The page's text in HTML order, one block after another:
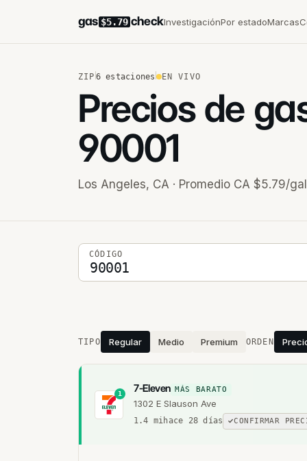
gas $5.79 checkInvestigaciónPor estadoMarcas
ZIP 6 estaciones EN VIVO
Precios de
90001
Los Angeles, CA · Promedio CA $5.79/gal
Código postal de 5 dígitos
CÓDIGO
Estaciones cercanas
TIPO Regular Medio Premium ORDEN
1 7-Eleven MÁS BARATO
1302 E Slauson Ave
1.4 mihace 28 días CONFIRMAR